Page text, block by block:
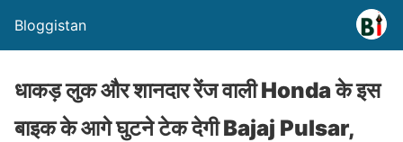
Bloggistan
धाकड़ लुक और शानदार रेंज वाली Honda के इस
बाइक के आगे घुटने टेक देगी Bajaj Pulsar,